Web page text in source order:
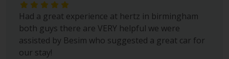
Had a great experience at hertz in birmingham
both guys there are VERY helpful we were
assisted by Besim who suggested a great car for
our stay!